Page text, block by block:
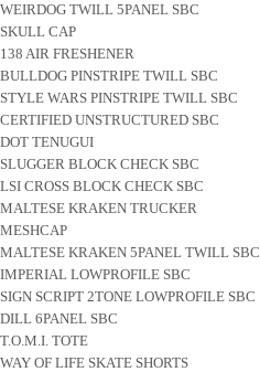
WEIRDOG TWILL 5PANEL SBC
SKULL CAP
138 AIR FRESHENER
BULLDOG PINSTRIPE TWILL SBC
STYLE WARS PINSTRIPE TWILL SBC
CERTIFIED UNSTRUCTURED SBC
DOT TENUGUI
SLUGGER BLOCK CHECK SBC
LSI CROSS BLOCK CHECK SBC
MALTESE KRAKEN TRUCKER
MESHCAP
MALTESE KRAKEN 5PANEL TWILL SBC
IMPERIAL LOWPROFILE SBC
SIGN SCRIPT 2TONE LOWPROFILE SBC
DILL 6PANEL SBC
T.O.M.I. TOTE
WAY OF LIFE SKATE SHORTS